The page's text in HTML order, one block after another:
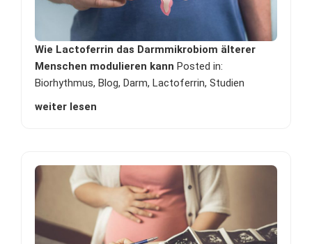
Wie Lactoferrin das Darmmikrobiom älterer
Menschen modulieren kann Posted in:
Biorhythmus,Blog,Darm,Lactoferrin,Studien
weiter lesen